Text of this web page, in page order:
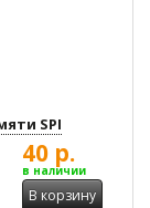
SPI
40 р.
в наличии
В корзину